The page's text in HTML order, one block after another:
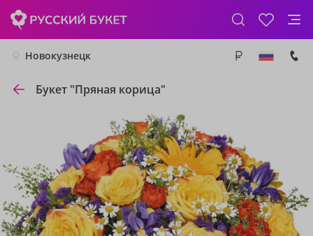
Новокузнецк
Букет "Пряная корица"